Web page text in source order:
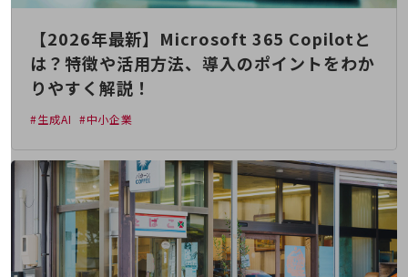
IOT完了済みメーカーブランド製品
料金
料金TOP
ドコモBiz データ無制限 ドコモ MAX ドコモ mini ドコモBiz かけ放題
ケータイプラン
5Gデータプラス
データプラス
IoT向け回線料金
【2026年最新】Microsoft 365 Copilotと
は？特徴や活用方法、導入のポイントをわか
りやすく解説！
#生成AI #中小企業